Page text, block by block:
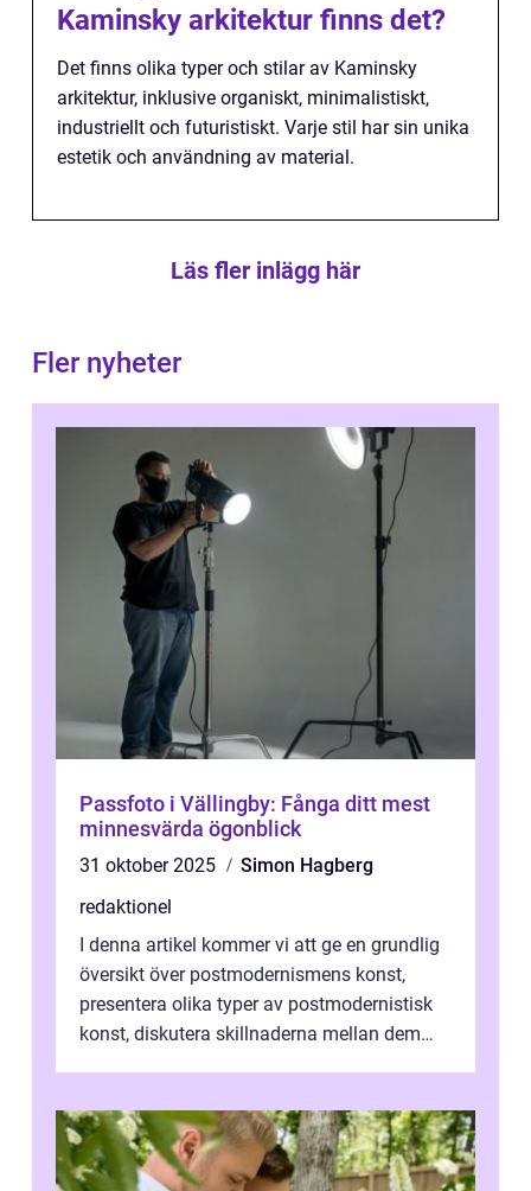
Kaminsky arkitektur finns det?
Det finns olika typer och stilar av Kaminsky
arkitektur, inklusive organiskt, minimalistiskt,
industriellt och futuristiskt. Varje stil har sin unika
estetik och användning av material.
Läs fler inlägg här
Fler nyheter
Passfoto i Vällingby: Fånga ditt mest
minnesvärda ögonblick
31 oktober 2025
Simon Hagberg
redaktionel
I denna artikel kommer vi att ge en grundlig
översikt över postmodernismens konst,
presentera olika typer av postmodernistisk
konst, diskutera skillnaderna mellan dem